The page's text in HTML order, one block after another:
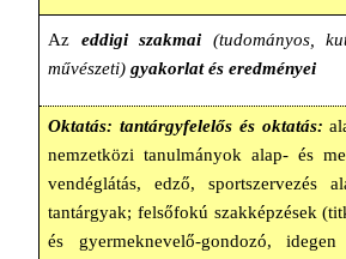
Az eddigi szakmai (tudományos,
művészeti) gyakorlat és eredményei
Oktatás: tantárgyfelelős és oktatás:
nemzetközi tanulmányok alap- és
vendéglátás, edző, sportszervezés
tantárgyak; felsőfokú szakképzések
és gyermeknevelő-gondozó,